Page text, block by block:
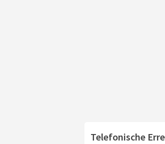
Telefonische